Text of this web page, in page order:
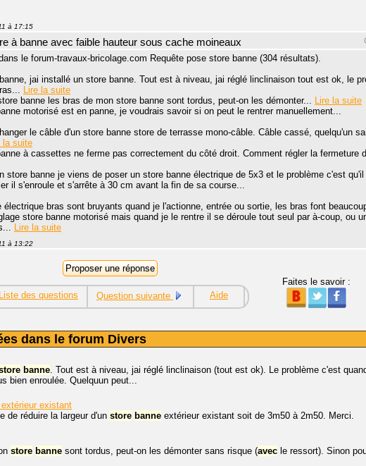
à 17:15
à banne avec faible hauteur sous cache moineaux
le forum-travaux-bricolage.com Requête pose store banne (304 résultats).
jai installé un store banne. Tout est à niveau, jai réglé linclinaison tout est ok, le
Lire la suite
banne les bras de mon store banne sont tordus, peut-on les démonter... Lire la suite
motorisé est en panne, je voudrais savoir si on peut le rentrer manuellement...
le câble d'un store banne store de terrasse mono-câble. Câble cassé, quelqu'un
la suite
à cassettes ne ferme pas correctement du côté droit. Comment régler la fermeture
store banne je viens de poser un store banne électrique de 5x3 et le problème c'est
il s'enroule et s'arrête à 30 cm avant la fin de sa course...
électrique bras sont bruyants quand je l'actionne, entrée ou sortie, les bras font
store banne motorisé mais quand je le rentre il se déroule tout seul par à-coup, ou
Lire la suite
à 13:22
Liste des questions Question suivante Aide
Faites le savoir :
dans le forum Divers
banne. Tout est à niveau, jai réglé linclinaison (tout est ok). Le problème c'est
bien enroulée. Quelquun peut...
extérieur existant
de réduire la largeur d'un store banne extérieur existant soit de 3m50 à 2m50. Merci.
store banne sont tordus, peut-on les démonter sans risque (avec le ressort). Sinon